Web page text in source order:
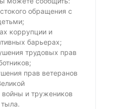
обращения с
коррупции и
барьерах;
трудовых прав
прав ветеранов
войны и тружеников
тыла.